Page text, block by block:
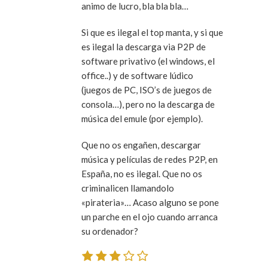
animo de lucro, bla bla bla…
Si que es ilegal el top manta, y si que
es ilegal la descarga via P2P de
software privativo (el windows, el
office..) y de software lúdico
(juegos de PC, ISO’s de juegos de
consola…), pero no la descarga de
música del emule (por ejemplo).
Que no os engañen, descargar
música y películas de redes P2P, en
España, no es ilegal. Que no os
criminalicen llamandolo
«pirateria»… Acaso alguno se pone
un parche en el ojo cuando arranca
su ordenador?